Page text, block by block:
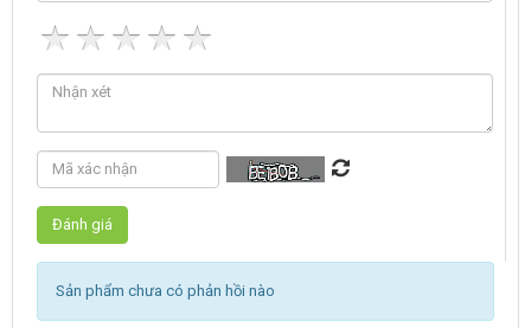
Sản phẩm chưa có phản hồi nào